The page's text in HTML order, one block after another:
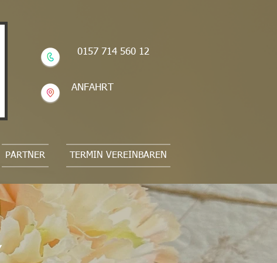
0157 714 560 12
ANFAHRT
PARTNER TERMIN VEREINBAREN